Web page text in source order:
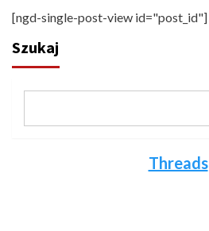
[ngd-single-post-view id="post_id"]
Szukaj
Threads